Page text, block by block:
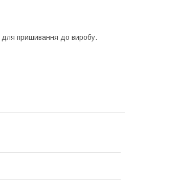
для пришивання до виробу.